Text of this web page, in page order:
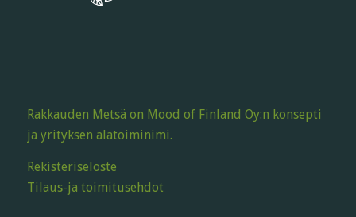
Rakkauden Metsä on Mood of Finland Oy:n konsepti
ja yrityksen alatoiminimi.
Rekisteriseloste
Tilaus-ja toimitusehdot